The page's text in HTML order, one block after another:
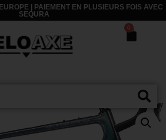
| PAIEMENT EN PLUSIEURS FOIS AVEC
SEQURA
0